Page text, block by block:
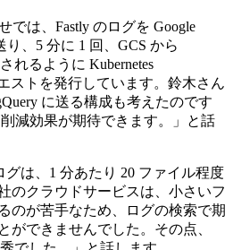
では、Fastly のログを Google
り、5 分に 1 回、GCS から
れるように Kubernetes
ストを発行しています。鈴木さん
に送る構成も考えたのです
減効果が期待できます。」と話
グは、1 分あたり 20 ファイル程度
のクラウドサービスは、小さいフ
のが苦手なため、ログの検索で期
ができませんでした。その点、